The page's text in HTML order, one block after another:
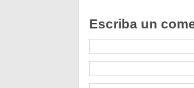
Escriba un